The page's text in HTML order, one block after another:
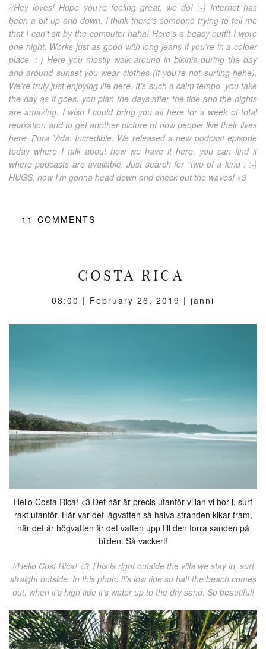
//Hey loves! Hope you’re feeling great, we do! :-) Internet has
been a bit up and down, I think there’s someone trying to tell me
that I can’t sit by the computer haha! Here’s a beacy outfit I wore
one night. Works just as good with long jeans if you’re in a colder
place. :-) Here you mostly walk around in bikinis during the day
and around sunset you wear clothes (if you’re not surfing hehe).
We’re truly just enjoying life here. It’s such a calm tempo, you take
the day as it goes, you plan the days after the tide and the nights
are amazing. I wish I could bring you all here for a week of total
relaxation and to get another picture of how people live their lives
here. Pura Vida. Incredible. We released a new podcast episode
today where I talk about how we have it here, you can find it
where podcasts are available. Just search for “two of a kind”. :-)
HUGS, now I’m gonna head down and check out the waves! <3
11 COMMENTS
COSTA RICA
08:00 | February 26, 2019 | janni
Hello Costa Rica! <3 Det här är precis utanför villan vi bor i, surf
rakt utanför. Här var det lågvatten så halva stranden kikar fram,
när det är högvatten är det vatten upp till den torra sanden på
bilden. Så vackert!
//Hello Cost Rica! <3 This is right outside the villa we stay in, surf
straight outside. In this photo it’s low tide so half the beach comes
out, when it’s high tide it’s water up to the dry sand. So beautiful!